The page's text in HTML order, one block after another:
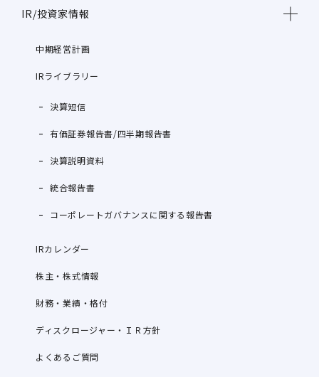
IR/投資家情報
中期経営計画
IRライブラリー
決算短信
有価証券報告書/四半期報告書
決算説明資料
統合報告書
コーポレートガバナンスに関する報告書
IRカレンダー
株主・株式情報
財務・業績・格付
ディスクロージャー・ＩＲ方針
よくあるご質問